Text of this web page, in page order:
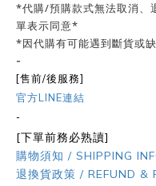
*代購/預購款式無法取消、
單表示同意*
*因代購有可能遇到斷貨或
-
[售前/後服務]
官方LINE連結
-
[下單前務必熟讀]
購物須知 / SHIPPING
退換貨政策 / REFUND &